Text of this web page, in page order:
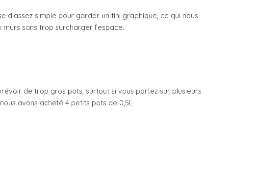
d’assez simple pour garder un fini graphique, ce qui nous
sans trop surcharger l’espace.
de trop gros pots, surtout si vous partez sur plusieurs
avons acheté 4 petits pots de 0,5L